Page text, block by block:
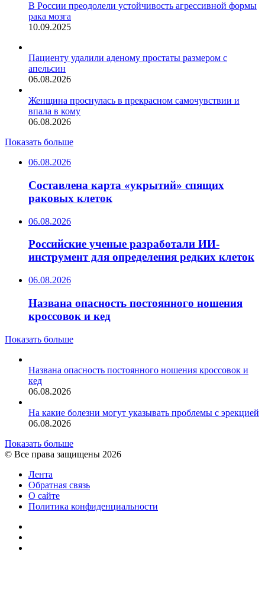
В России преодолели устойчивость агрессивной формы
рака мозга
10.09.2025
Пациенту удалили аденому простаты размером с
апельсин
06.08.2026
Женщина проснулась в прекрасном самочувствии и
впала в кому
06.08.2026
Показать больше
06.08.2026
Составлена карта «укрытий» спящих
раковых клеток
06.08.2026
Российские ученые разработали ИИ-
инструмент для определения редких клеток
06.08.2026
Названа опасность постоянного ношения
кроссовок и кед
Показать больше
Названа опасность постоянного ношения кроссовок и
кед
06.08.2026
На какие болезни могут указывать проблемы с эрекцией
06.08.2026
Показать больше
© Все права защищены 2026
Лента
Обратная связь
О сайте
Политика конфиденциальности